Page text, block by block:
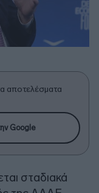
αποτελέσματα
Google
σταδιακά